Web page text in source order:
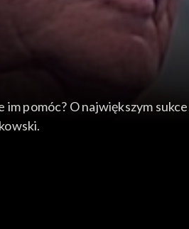
sukcesie polskiego kolarstwa